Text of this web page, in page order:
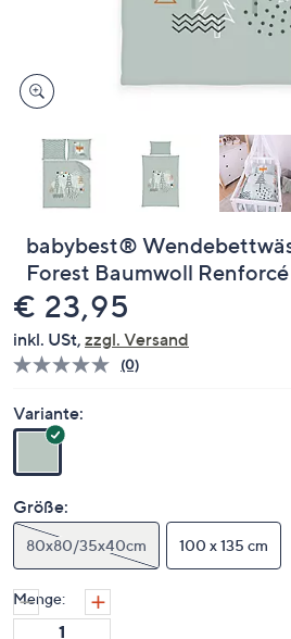
links
bzw.
diese
anzuzeigen.
babybest®
Forest Baumwoll
Gelöscht
€ 23,95
inkl. USt, zzgl. Versand
Bisher
auf
derselben
Seite.
(0)
Variante:
Größe:
80x80/35x40cm 100 x 135 cm
Menge: